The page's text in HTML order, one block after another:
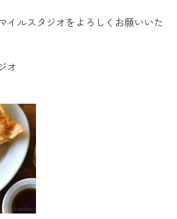
イルスタジオをよろしくお願いいた
オ